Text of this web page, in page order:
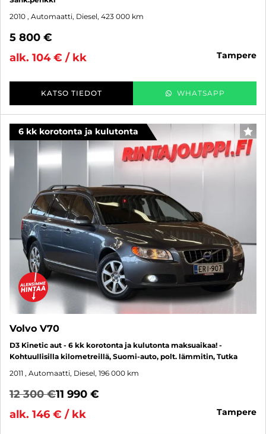
2010 , Automaatti, Diesel, 423 000 km
5 800 €
alk. 104 € / kk
tampere
KATSO TIEDOT WHATSAPP
6 kk korotonta ja kulutonta
Volvo V70
D3 Kinetic aut - 6 kk korotonta ja kulutonta maksuaikaa! -
Kohtuullisilla kilometreillä, Suomi-auto, polt. lämmitin, Tutka
2011 , Automaatti, Diesel, 196 000 km
12 300 €11 990 €
alk. 146 € / kk
tampere